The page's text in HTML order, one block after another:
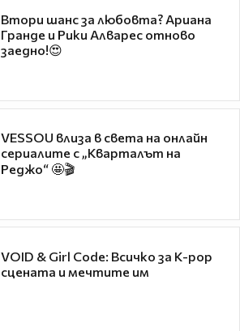
Втори шанс за любовта? Ариана
Гранде и Рики Алварес отново
заедно!😍
VESSOU влиза в света на онлайн
сериалите с „Кварталът на
Реджо“ 🤩🎬
VOID & Girl Code: Всичко за K-pop
сцената и мечтите им